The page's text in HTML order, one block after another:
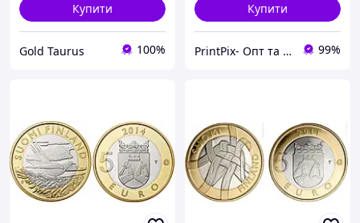
Купити
Gold Taurus 100%
Купити
PrintPix- Опт та Роздріб 99%